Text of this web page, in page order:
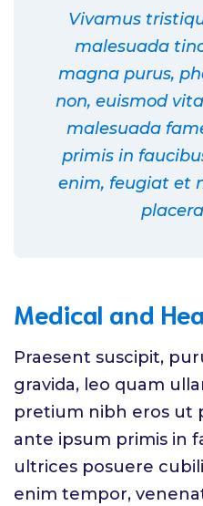
Vivamus
malesuada
magna purus,
non, euismod
malesuada
primis in
enim, feugiat et
Medical and
Praesent suscipit,
gravida, leo quam
pretium nibh eros ut
ante ipsum primis in
ultrices posuere
enim tempor,